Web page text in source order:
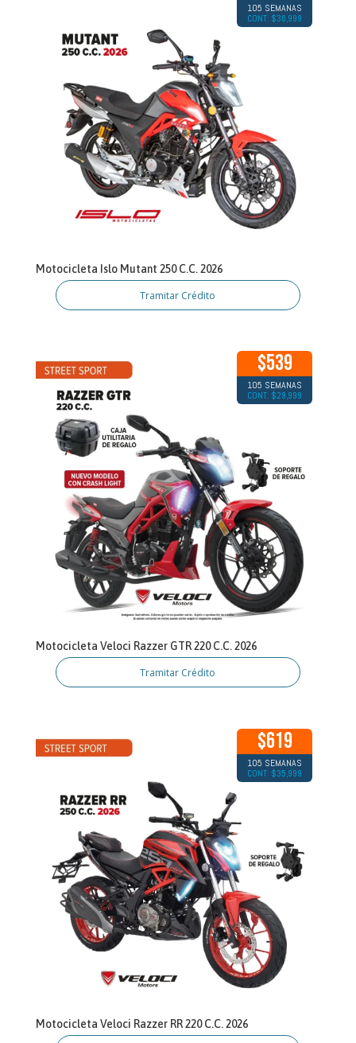
105 SEMANAS
CONT: $30,999
Motocicleta Islo Mutant 250 C.C. 2026
Tramitar Crédito
$539
105 SEMANAS
CONT: $29,999
Motocicleta Veloci Razzer GTR 220 C.C. 2026
Tramitar Crédito
$619
105 SEMANAS
CONT: $35,999
Motocicleta Veloci Razzer RR 220 C.C. 2026